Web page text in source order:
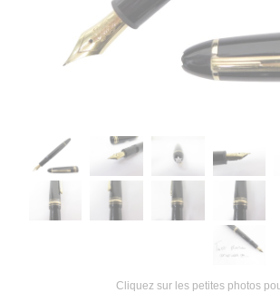
Cliquez sur les petites photos